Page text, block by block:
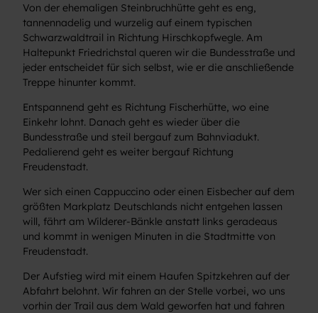
Von der ehemaligen Steinbruchhütte geht es eng,
tannennadelig und wurzelig auf einem typischen
Schwarzwaldtrail in Richtung Hirschkopfwegle. Am
Haltepunkt Friedrichstal queren wir die Bundesstraße und
jeder entscheidet für sich selbst, wie er die anschließende
Treppe hinunter kommt.
Entspannend geht es Richtung Fischerhütte, wo eine
Einkehr lohnt. Danach geht es wieder über die
Bundesstraße und steil bergauf zum Bahnviadukt.
Pedalierend geht es weiter bergauf Richtung
Freudenstadt.
Wer sich einen Cappuccino oder einen Eisbecher auf dem
größten Markplatz Deutschlands nicht entgehen lassen
will, fährt am Wilderer-Bänkle anstatt links geradeaus
und kommt in wenigen Minuten in die Stadtmitte von
Freudenstadt.
Der Aufstieg wird mit einem Haufen Spitzkehren auf der
Abfahrt belohnt. Wir fahren an der Stelle vorbei, wo uns
vorhin der Trail aus dem Wald geworfen hat und fahren